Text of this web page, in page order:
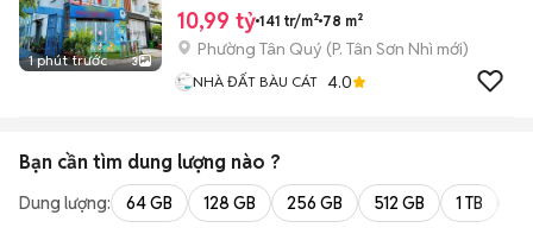
1 phút trước 3
10,99 tỷ 141 tr/m² 78 m²
Phường Tân Quý (P. Tân Sơn Nhì mới)
NHÀ ĐẤT BÀU CÁT 4.0
Bạn cần tìm dung lượng nào ?
Dung lượng: 64 GB 128 GB 256 GB 512 GB 1 TB